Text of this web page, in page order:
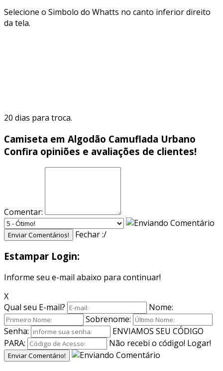
Selecione o Simbolo do Whatts no canto inferior direito
da tela.
20 dias para troca.
Camiseta em Algodão Camuflada Urbano
Confira opiniões e avaliações de clientes!
Comentar:
Enviar Comentários! Fechar :/
Estampar Login:
Informe seu e-mail abaixo para continuar!
X
Qual seu E-mail?
Nome:
Sobrenome:
Senha:
ENVIAMOS SEU CÓDIGO
PARA:
Não recebi o código! Logar!
Enviar Comentário!